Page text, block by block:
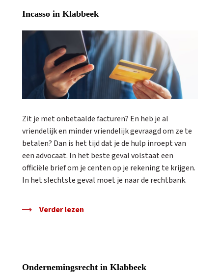
Incasso in Klabbeek
Zit je met onbetaalde facturen? En heb je al
vriendelijk en minder vriendelijk gevraagd om ze te
betalen? Dan is het tijd dat je de hulp inroept van
een advocaat. In het beste geval volstaat een
officiële brief om je centen op je rekening te krijgen.
In het slechtste geval moet je naar de rechtbank.
Verder lezen
Ondernemingsrecht in Klabbeek